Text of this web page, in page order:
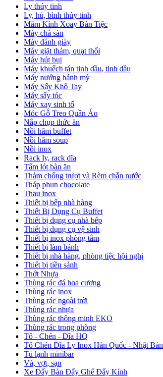
Ly thủy tinh
Ly, hủ, bình thủy tinh
Mâm Kính Xoay Bàn Tiệc
Máy chà sàn
Máy đánh giày
Máy giặt thảm, quạt thổi
Máy hút bụi
Máy khuếch tán tinh dầu, tinh dầu
Máy nướng bánh mỳ
Máy Sấy Khô Tay
Máy sấy tóc
Máy xay sinh tố
Móc Gỗ Treo Quần Áo
Nắp chụp thức ăn
Nồi hâm buffet
Nồi hâm soup
Nồi inox
Rack ly, rack dĩa
Tấm lót bàn ăn
Thảm chống trượt và Rèm chắn nước
Tháp phun chocolate
Thau inox
Thiết bị bếp nhà hàng
Thiết Bị Dụng Cụ Buffet
Thiết bị dụng cụ nhà bếp
Thiết bị dụng cụ vệ sinh
Thiết bị inox phòng tắm
Thiết bị làm bánh
Thiết bị nhà hàng, phòng tiệc hội nghị
Thiết bị tiền sảnh
Thớt Nhựa
Thùng rác đá hoa cương
Thùng rác inox
Thùng rác ngoài trời
Thùng rác nhựa
Thùng rác thông minh EKO
Thùng rác trong phòng
Tô - Chén - Dĩa HQ
Tô Chén Dĩa Ly Inox Hàn Quốc - Nhật Bản
Tủ lạnh minibar
Vá, vợt, sạn
Xe Đẩy Bàn Đẩy Ghế Đẩy Kính